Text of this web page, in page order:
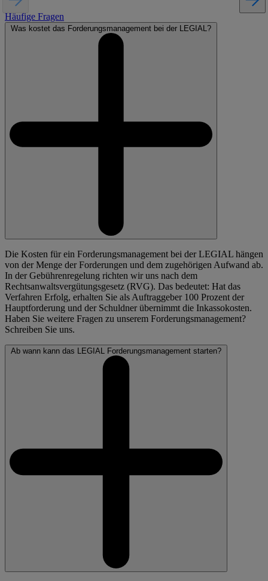
Häufige Fragen
Was kostet das Forderungsmanagement bei der LEGIAL?
Die Kosten für ein Forderungsmanagement bei der LEGIAL hängen
von der Menge der Forderungen und dem zugehörigen Aufwand ab.
In der Gebührenregelung richten wir uns nach dem
Rechtsanwaltsvergütungsgesetz (RVG). Das bedeutet: Hat das
Verfahren Erfolg, erhalten Sie als Auftraggeber 100 Prozent der
Hauptforderung und der Schuldner übernimmt die Inkassokosten.
Haben Sie weitere Fragen zu unserem Forderungsmanagement?
Schreiben Sie uns.
Ab wann kann das LEGIAL Forderungsmanagement starten?